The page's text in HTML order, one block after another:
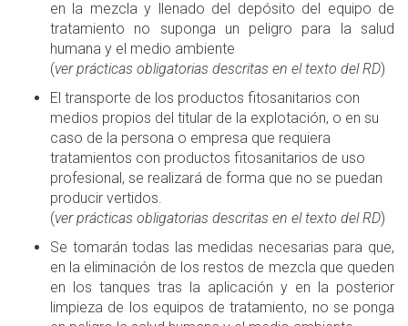
en la mezcla y llenado del depósito del equipo de
tratamiento no suponga un peligro para la salud
humana y el medio ambiente
(ver prácticas obligatorias descritas en el texto del RD)
El transporte de los productos fitosanitarios con
medios propios del titular de la explotación, o en su
caso de la persona o empresa que requiera
tratamientos con productos fitosanitarios de uso
profesional, se realizará de forma que no se puedan
producir vertidos.
(ver prácticas obligatorias descritas en el texto del RD)
Se tomarán todas las medidas necesarias para que,
en la eliminación de los restos de mezcla que queden
en los tanques tras la aplicación y en la posterior
limpieza de los equipos de tratamiento, no se ponga